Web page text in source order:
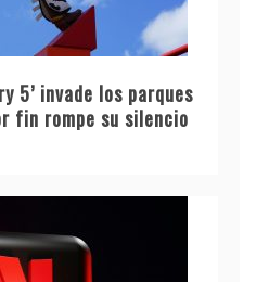
5’ invade los parques
fin rompe su silencio